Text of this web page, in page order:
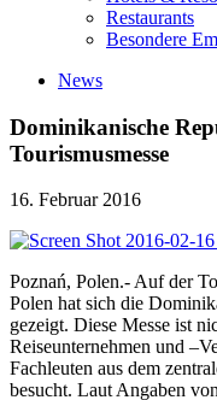
Restaurants
Besondere
News
Dominikanische
Tourismusmesse
16. Februar 2016
Poznań, Polen.- Auf der
Polen hat sich die
gezeigt. Diese Messe ist
Reiseunternehmen und
Fachleuten aus dem
besucht. Laut Angaben